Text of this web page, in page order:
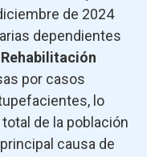
de 2024
dependientes
por casos
lo
de la población
causa de